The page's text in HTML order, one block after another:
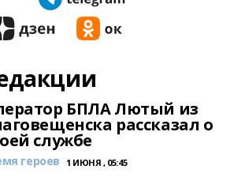
БПЛА Лютый из
рассказал о
службе
героев 1 ИЮНЯ , 05:45